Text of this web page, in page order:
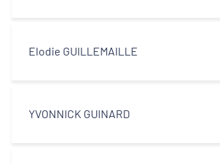
Equipe technique et ingénierie
Elodie GUILLEMAILLE
YVONNICK GUINARD